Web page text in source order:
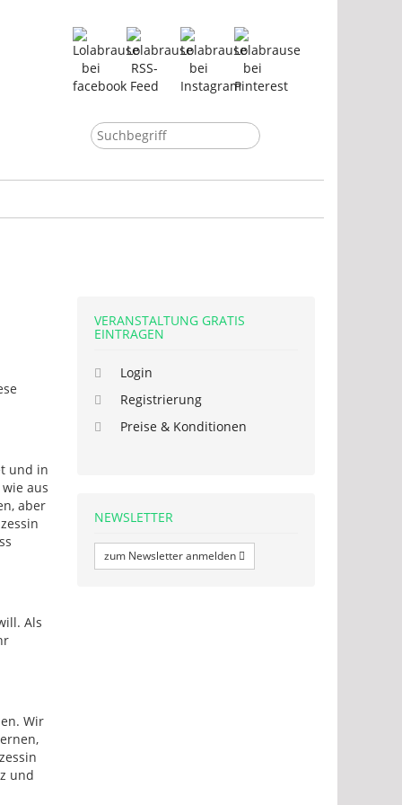
und in
aus
aber
Als
Wir
und
VERANSTALTUNG GRATIS
EINTRAGEN
Login
Registrierung
Preise & Konditionen
NEWSLETTER
zum Newsletter anmelden